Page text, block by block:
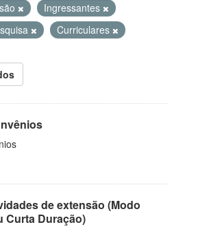
Ingressantes
Curriculares
de extensão (Modo
Curta Duração)